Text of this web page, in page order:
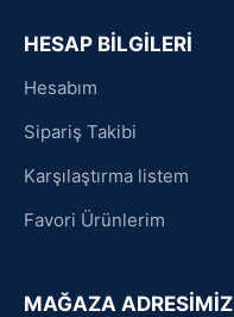
HESAP BİLGİLERİ
Hesabım
Sipariş Takibi
Karşılaştırma listem
Favori Ürünlerim
MAĞAZA ADRESİMİZ